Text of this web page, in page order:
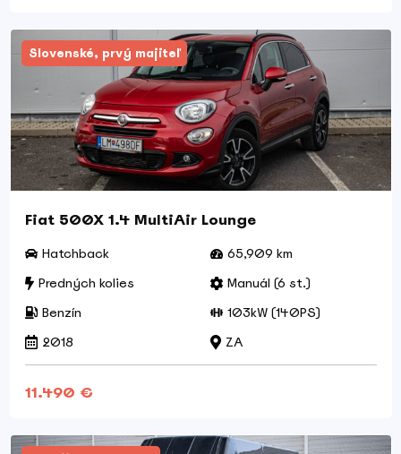
Slovenské, prvý majiteľ
Fiat 500X 1.4 MultiAir Lounge
Hatchback
65,909 km
Predných kolies
Manuál (6 st.)
Benzín
103kW (140PS)
2018
ZA
11.490 €